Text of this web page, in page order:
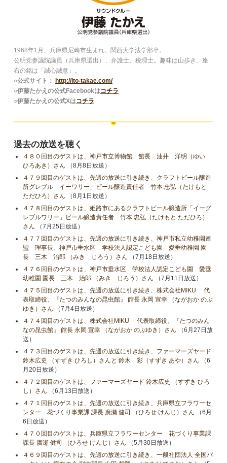
1968年1月、兵庫県尼崎市生まれ。関西大学法学部卒。
公明党参議院議員（兵庫県選出）、弁護士、税理士。趣味は山歩き、座
右の銘は「誠心誠意」。
○公式サイト：
http://ito-takae.com/
○伊藤たかえの公式Facebookはコチラ
○伊藤たかえの公式Xはコチラ
過去の放送を聴く
４８０回目のゲストは、神戸市立博物館 館長 油井 洋明（ゆい
ひろあき）さん （8月8日放送）
４７９回目のゲストは、先週の放送に引き続き、クラフトビール醸造
所グレブル「イーワリー」ビール醸造責任者 竹本 忠弘（たけもと
ただひろ）さん （8月1日放送）
４７８回目のゲストは、姫路市にあるクラフトビール醸造所「イーグ
レブルワリー」ビール醸造責任者 竹本 忠弘（たけもと ただひろ）
さん （7月25日放送）
４７７回目のゲストは、先週の放送に引き続き、神戸市私立幼稚園連
盟 理事長、神戸市垂水区 学校法人認定こども園 愛垂幼稚園 園
長 三木 治郎 （みき じろう）さん （7月18日放送）
４７６回目のゲストは、神戸市垂水区 学校法人認定こども園 愛垂
幼稚園 園長 三木 治郎 （みき じろう）さん （7月11日放送）
４７５回目のゲストは、先週の放送に引き続き、株式会社MIKU 代
表取締役、『たつのみんなの昆虫館』 館長 永岡 宣幸 （ながおか のぶ
ゆき）さん （7月4日放送）
４７４回目のゲストは、株式会社MIKU 代表取締役、『たつのみん
なの昆虫館』 館長 永岡 宣幸 （ながおか のぶゆき）さん （6月27日放
送）
４７３回目のゲストは、先週の放送に引き続き、ファーマーズヤード
鈴木広史 （すずき ひろし）さんと 鈴木 彩（すずき あや）さん （6
月20日放送）
４７２回目のゲストは、ファーマーズヤード 鈴木広史 （すずき ひろ
し）さん （6月13日放送）
４７１回目のゲストは、先週の放送に引き続き、兵庫県立フラワーセ
ンター 花づくり事業課 課長 廣瀬 健司 （ひろせ けんじ）さん （6月
6日放送）
４７０回目のゲストは、兵庫県立フラワーセンター 花づくり事業課
課長 廣瀬 健司 （ひろせ けんじ）さん （5月30日放送）
４６９回目のゲストは、先週の放送に引き続き、一般社団法人 全国パ